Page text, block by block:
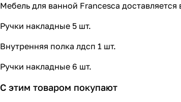
Мебель для ванной Francesca
Ручки накладные 5 шт.
Внутренняя полка лдсп 1 шт.
Ручки накладные 6 шт.
С этим товаром покупают